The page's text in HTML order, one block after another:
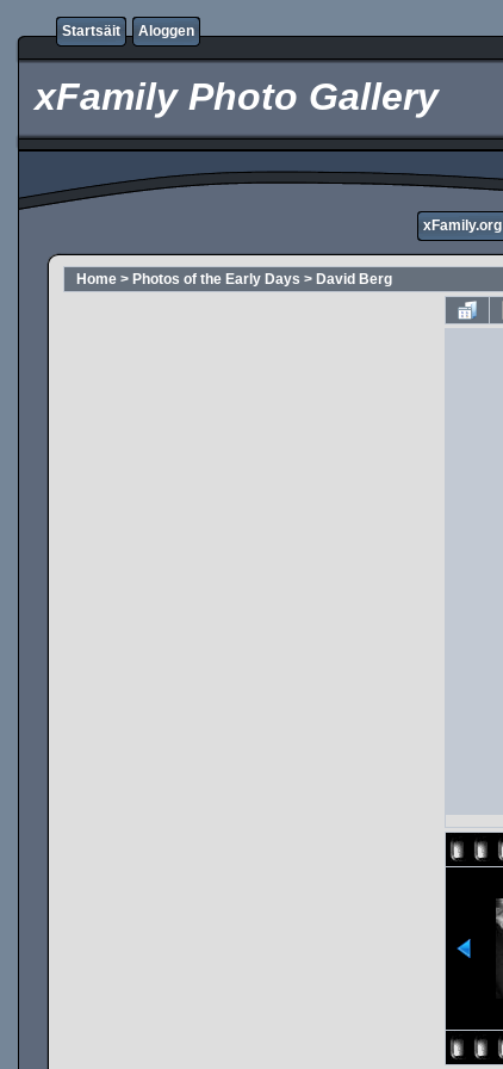
Startsäit Aloggen
xFamily Photo Gallery
xFamily.org
Home > Photos of the Early Days > David Berg